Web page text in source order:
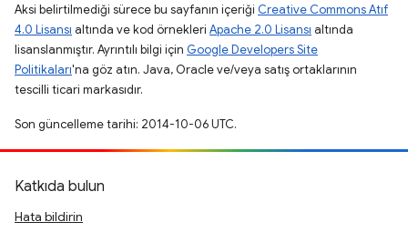
Aksi belirtilmediği sürece bu sayfanın içeriği Creative Commons Atıf
4.0 Lisansı altında ve kod örnekleri Apache 2.0 Lisansı altında
lisanslanmıştır. Ayrıntılı bilgi için Google Developers Site
Politikaları'na göz atın. Java, Oracle ve/veya satış ortaklarının
tescilli ticari markasıdır.
Son güncelleme tarihi: 2014-10-06 UTC.
Katkıda bulun
Hata bildirin